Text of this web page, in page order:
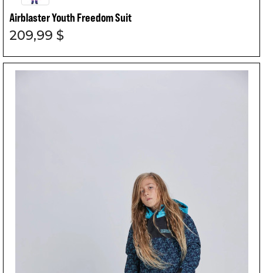
Airblaster Youth Freedom Suit
209,99 $